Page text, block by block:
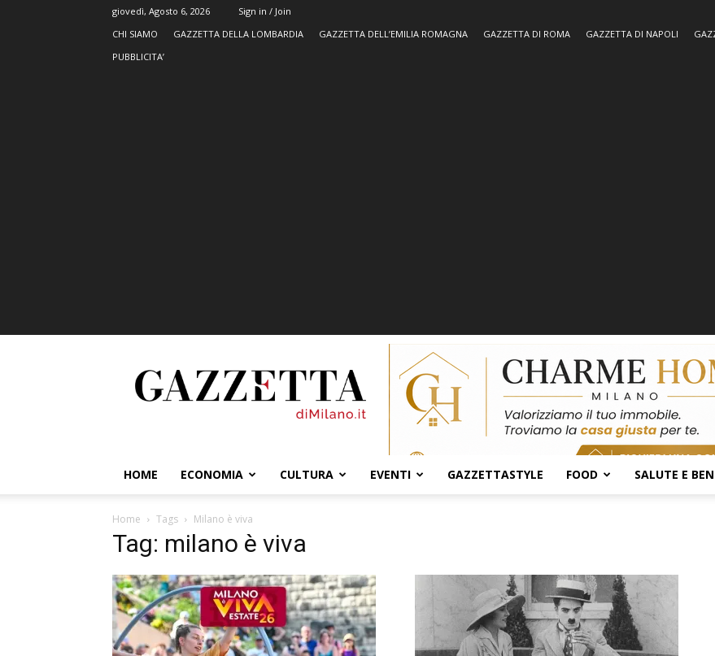
giovedì, Agosto 6, 2026
Sign in / Join
CHI SIAMO
GAZZETTA DELLA LOMBARDIA GAZZETTA DELL’EMILIA ROMAGNA GAZZETTA DI ROMA GAZZETTA DI NAPOLI
PUBBLICITA’
HOME ECONOMIA CULTURA EVENTI GAZZETTASTYLE FOOD SALUTE E
Home Tags Milano è viva
Tag: milano è viva